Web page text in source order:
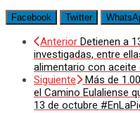
Facebook Twitter
Anterior Detienen a
investigadas, entre
alimentario con aceite
Siguiente
Más de
el Camino Eulaliense
13 de octubre